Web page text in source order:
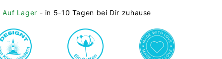
Auf Lager - in 5-10 Tagen bei Dir zuhause